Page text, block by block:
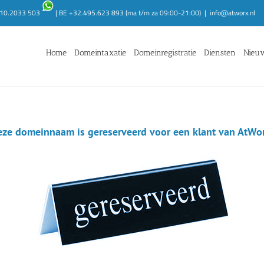
503 | BE +32.495.623 893 (ma t/m za 09:00-21:00) | info@atworx.nl
Home Domeintaxatie Domeinregistratie Diensten
domeinnaam is gereserveerd voor een klant van